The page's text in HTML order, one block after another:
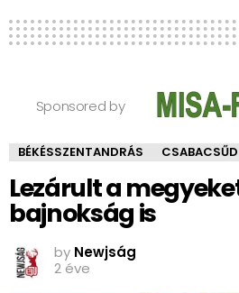
Sponsored by
BÉKÉSSZENTANDRÁS CSABACSŰD
Lezárult a
bajnokság is
by Newjság
2 éve